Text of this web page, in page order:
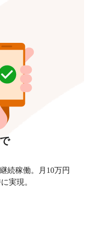
続稼働。月10万円
実現。